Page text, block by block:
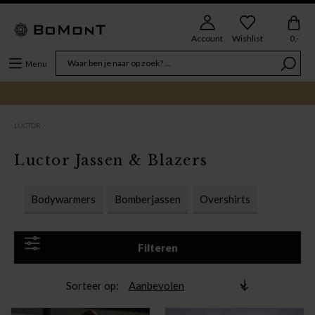
Menu
Account Wishlist 0,-
LUCTOR
Bodywarmers Bomberjassen Overshirts
Filteren
Luctor Jassen & Blazers
Sorteer op